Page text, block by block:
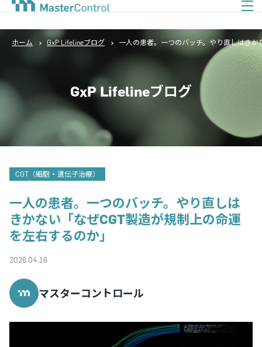
ホーム GxP Lifelineブログ 一人の患者。一つのバッチ。やり直しはき
GxP Lifelineブログ
CGT（細胞・遺伝子治療）
一人の患者。一つのバッチ。やり直しは
きかない「なぜCGT製造が規制上の命運
を左右するのか」
2026.04.16
マスターコントロール